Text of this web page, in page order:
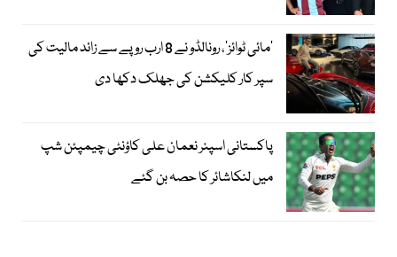
’مائی ٹوائز‘، رونالڈو نے 8 ارب روپے سے زائد مالیت کی
سپر کار کلیکشن کی جھلک دکھا دی
پاکستانی اسپنر نعمان علی کاؤنٹی چیمپئن شپ
میں لنکاشائر کا حصہ بن گئے